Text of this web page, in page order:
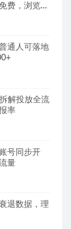
费，浏览器
通人可落地
解投放全流
率
号同步开
量
退数据，理